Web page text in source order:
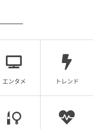
エンタメ トレンド